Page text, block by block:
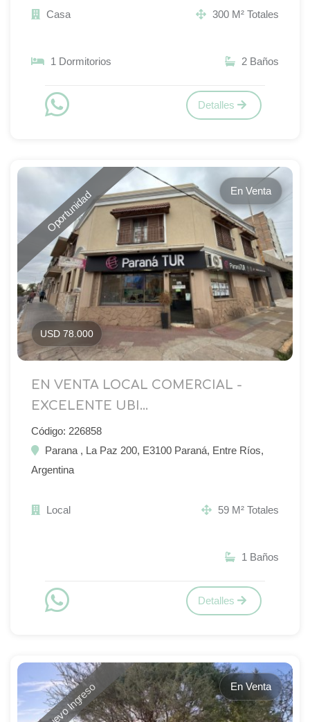
Casa 300 M² Totales
1 Dormitorios 2 Baños
Detalles
Oportunidad En Venta
USD 78.000
EN VENTA LOCAL COMERCIAL -
EXCELENTE UBI...
Código: 226858
Parana , La Paz 200, E3100 Paraná, Entre Ríos,
Argentina
Local 59 M² Totales
1 Baños
Detalles
Nuevo Ingreso En Venta